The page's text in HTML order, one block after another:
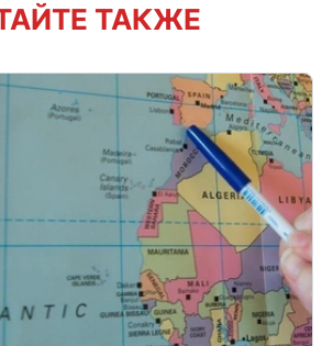
ТАКЖЕ